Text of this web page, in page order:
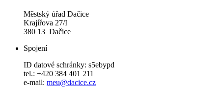
Městský úřad Dačice
Krajířova 27/I
380 13 Dačice
Spojení
ID datové schránky: s5ebypd
tel.: +420 384 401 211
e-mail: meu@dacice.cz